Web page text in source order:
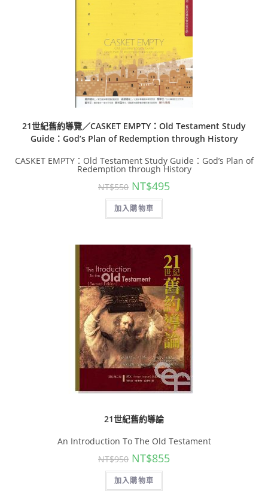
21世紀舊約導覽／CASKET EMPTY：Old Testament Study
Guide：God’s Plan of Redemption through History
CASKET EMPTY：Old Testament Study Guide：God’s Plan of
Redemption through History
NT$550 NT$495
加入購物車
21世紀舊約導論
An Introduction To The Old Testament
NT$950 NT$855
加入購物車